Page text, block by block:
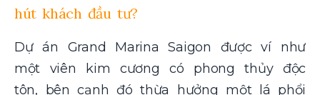
hút khách đầu tư?
Dự án Grand Marina Saigon được ví như
một viên kim cương có phong thủy độc
tôn, bên cạnh đó thừa hưởng một lá phổi